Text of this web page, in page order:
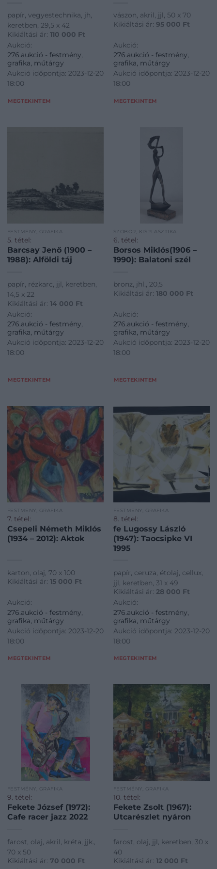
papír, vegyestechnika, jh,
keretben, 29,5 x 42
Kikiáltási ár: 110 000 Ft
Aukció:
276.aukció - festmény,
grafika, műtárgy
Aukció időpontja: 2023-12-20
18:00
MEGTEKINTEM
vászon, akril, jjl, 50 x 70
Kikiáltási ár: 95 000 Ft
Aukció:
276.aukció - festmény,
grafika, műtárgy
Aukció időpontja: 2023-12-20
18:00
MEGTEKINTEM
FESTMÉNY, GRAFIKA
5. tétel:
Barcsay Jenő (1900 –
1988): Alföldi táj
papír, rézkarc, jjl, keretben,
14,5 x 22
Kikiáltási ár: 14 000 Ft
Aukció:
276.aukció - festmény,
grafika, műtárgy
Aukció időpontja: 2023-12-20
18:00
MEGTEKINTEM
SZOBOR, KISPLASZTIKA
6. tétel:
Borsos Miklós(1906 –
1990): Balatoni szél
bronz, jhl., 20,5
Kikiáltási ár: 180 000 Ft
Aukció:
276.aukció - festmény,
grafika, műtárgy
Aukció időpontja: 2023-12-20
18:00
MEGTEKINTEM
FESTMÉNY, GRAFIKA
7. tétel:
Csepeli Németh Miklós
(1934 – 2012): Aktok
karton, olaj, 70 x 100
Kikiáltási ár: 15 000 Ft
Aukció:
276.aukció - festmény,
grafika, műtárgy
Aukció időpontja: 2023-12-20
18:00
MEGTEKINTEM
FESTMÉNY, GRAFIKA
8. tétel:
fe Lugossy László
(1947): Taocsipke VI
1995
papír, ceruza, étolaj, cellux,
jjl, keretben, 31 x 49
Kikiáltási ár: 28 000 Ft
Aukció:
276.aukció - festmény,
grafika, műtárgy
Aukció időpontja: 2023-12-20
18:00
MEGTEKINTEM
FESTMÉNY, GRAFIKA
9. tétel:
Fekete József (1972):
Cafe racer jazz 2022
farost, olaj, akril, kréta, jjk.,
70 x 50
Kikiáltási ár: 70 000 Ft
FESTMÉNY, GRAFIKA
10. tétel:
Fekete Zsolt (1967):
Utcarészlet nyáron
farost, olaj, jjl, keretben, 30 x
40
Kikiáltási ár: 12 000 Ft